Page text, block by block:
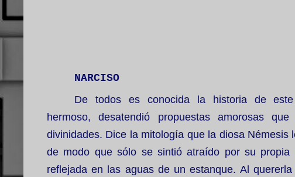
NARCISO
De todos es conocida la historia de
hermoso, desatendió propuestas amorosas
divinidades. Dice la mitología que la diosa Némesis
de modo que sólo se sintió atraído por su propia
reflejada en las aguas de un estanque. Al